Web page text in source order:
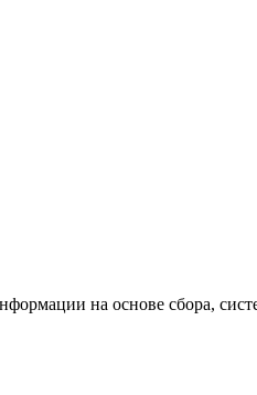
на основе сбора,